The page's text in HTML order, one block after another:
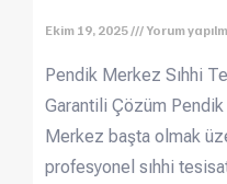
Ekim 19, 2025 Yorum
Pendik Merkez Sıhhi
Garantili Çözüm
Merkez başta olmak
profesyonel sıhhi